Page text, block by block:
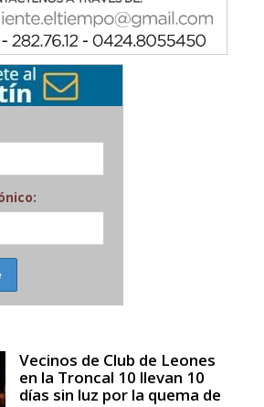
Vecinos de Club de Leones
en la Troncal 10 llevan 10
días sin luz por la quema de